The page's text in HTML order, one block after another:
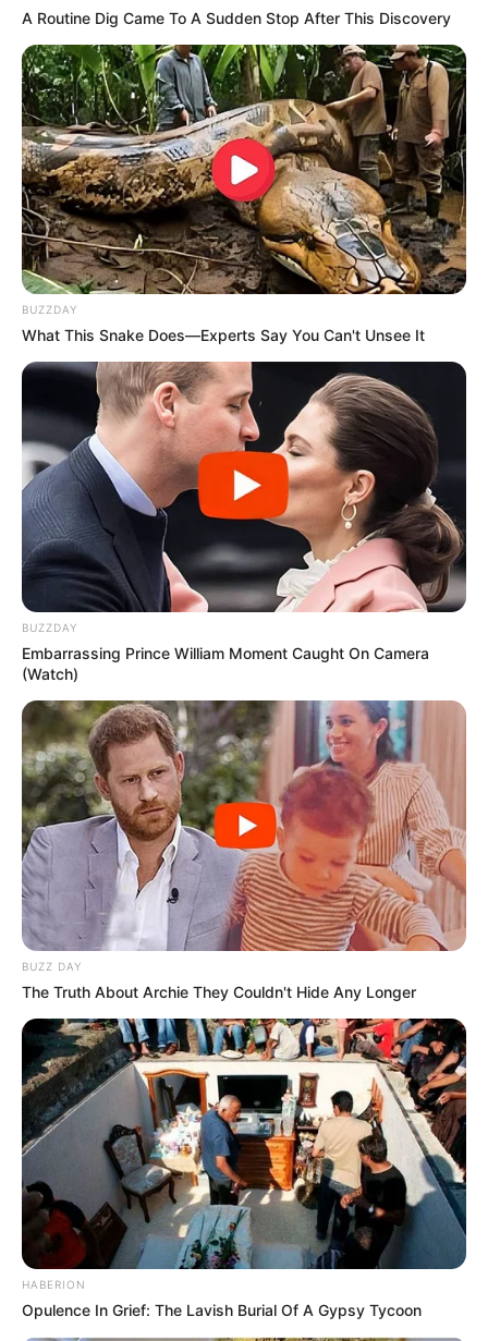
A Routine Dig Came To A Sudden Stop After This Discovery
BUZZDAY
What This Snake Does—Experts Say You Can't Unsee It
BUZZDAY
Embarrassing Prince William Moment Caught On Camera
(Watch)
BUZZ DAY
The Truth About Archie They Couldn't Hide Any Longer
HABERION
Opulence In Grief: The Lavish Burial Of A Gypsy Tycoon